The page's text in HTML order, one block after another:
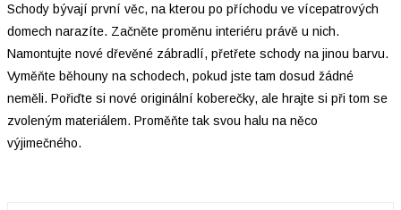
Schody bývají první věc, na kterou po příchodu ve vícepatrových
domech narazíte. Začněte proměnu interiéru právě u nich.
Namontujte nové dřevěné zábradlí, přetřete schody na jinou barvu.
Vyměňte běhouny na schodech, pokud jste tam dosud žádné
neměli. Pořiďte si nové originální koberečky, ale hrajte si při tom se
zvoleným materiálem. Proměňte tak svou halu na něco
výjimečného.